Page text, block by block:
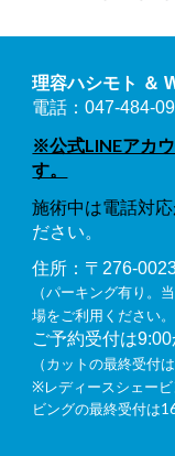
理容ハシモト ＆
電話：047-484-
※公式LINEアカ
す。
施術中は電話対
ださい。
住所：〒276-
（パーキング有り。
場をご利用ください。
ご予約受付は
（カットの最終受付
※レディースシェー
ビングの最終受付は